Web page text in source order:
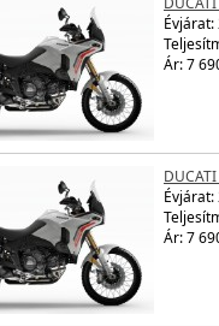
Évjárat:
Ár: 7
DUCATI
Évjárat:
Ár: 7